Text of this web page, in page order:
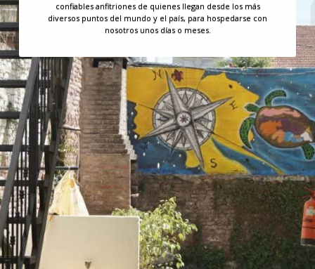
confiables anfitriones de quienes llegan desde los más
diversos puntos del mundo y el país, para hospedarse con
nosotros unos días o meses.
residenciamulticultural donde la convivencia
rápidamente.